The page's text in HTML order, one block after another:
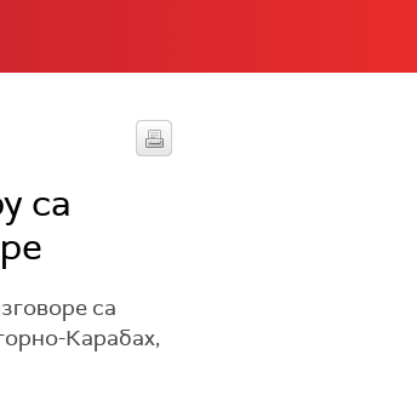
са
са
Карабах,